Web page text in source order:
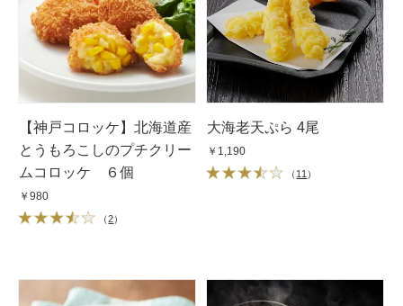
【神戸コロッケ】北海道産
とうもろこしのプチクリー
ムコロッケ ６個
￥980
（2）
大海老天ぷら 4尾
￥1,190
（ 11 ）